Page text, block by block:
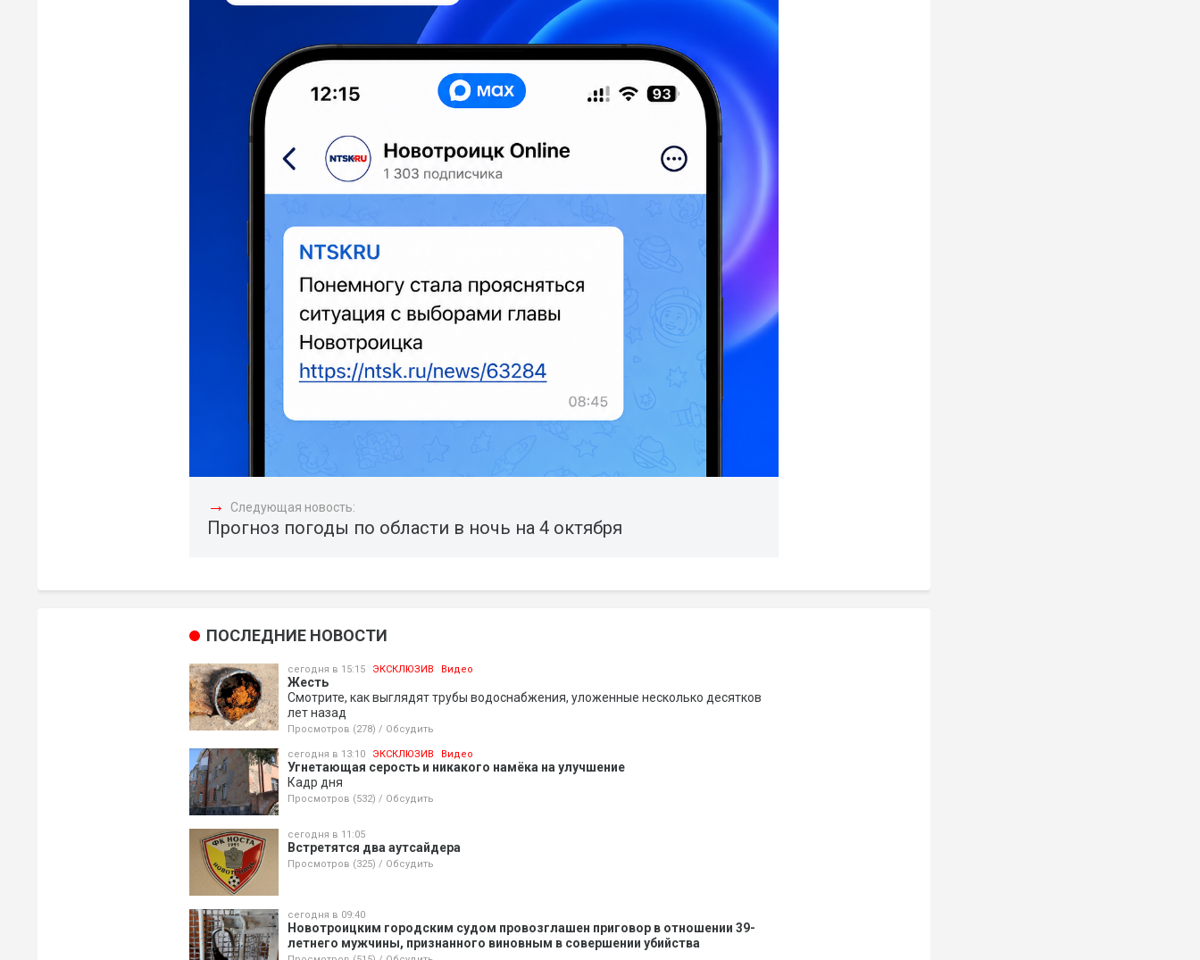
→ Следующая новость:
Прогноз погоды по области в ночь на 4 октября
ПОСЛЕДНИЕ НОВОСТИ
сегодня в 15:15 ЭКСКЛЮЗИВ Видео
Жесть
Смотрите, как выглядят трубы водоснабжения, уложенные несколько десятков
лет назад
Просмотров (278) / Обсудить
сегодня в 13:10 ЭКСКЛЮЗИВ Видео
Угнетающая серость и никакого намёка на улучшение
Кадр дня
Просмотров (532) / Обсудить
сегодня в 11:05
Встретятся два аутсайдера
Просмотров (325) / Обсудить
сегодня в 09:40
Новотроицким городским судом провозглашен приговор в отношении 39-
летнего мужчины, признанного виновным в совершении убийства